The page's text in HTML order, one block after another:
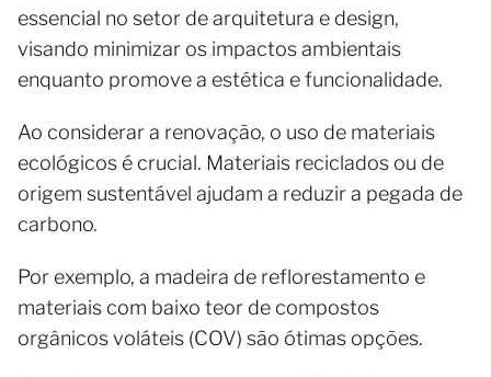
essencial no setor de arquitetura e design,
visando minimizar os impactos ambientais
enquanto promove a estética e funcionalidade.
Ao considerar a renovação, o uso de materiais
ecológicos é crucial. Materiais reciclados ou de
origem sustentável ajudam a reduzir a pegada de
carbono.
Por exemplo, a madeira de reflorestamento e
materiais com baixo teor de compostos
orgânicos voláteis (COV) são ótimas opções.